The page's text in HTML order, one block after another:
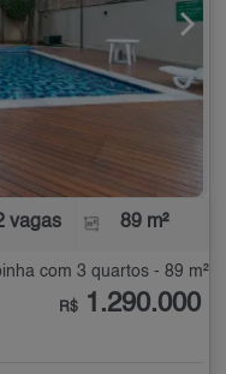
vagas 89 m²
com 3 quartos - 89 m²
R$ 1.290.000